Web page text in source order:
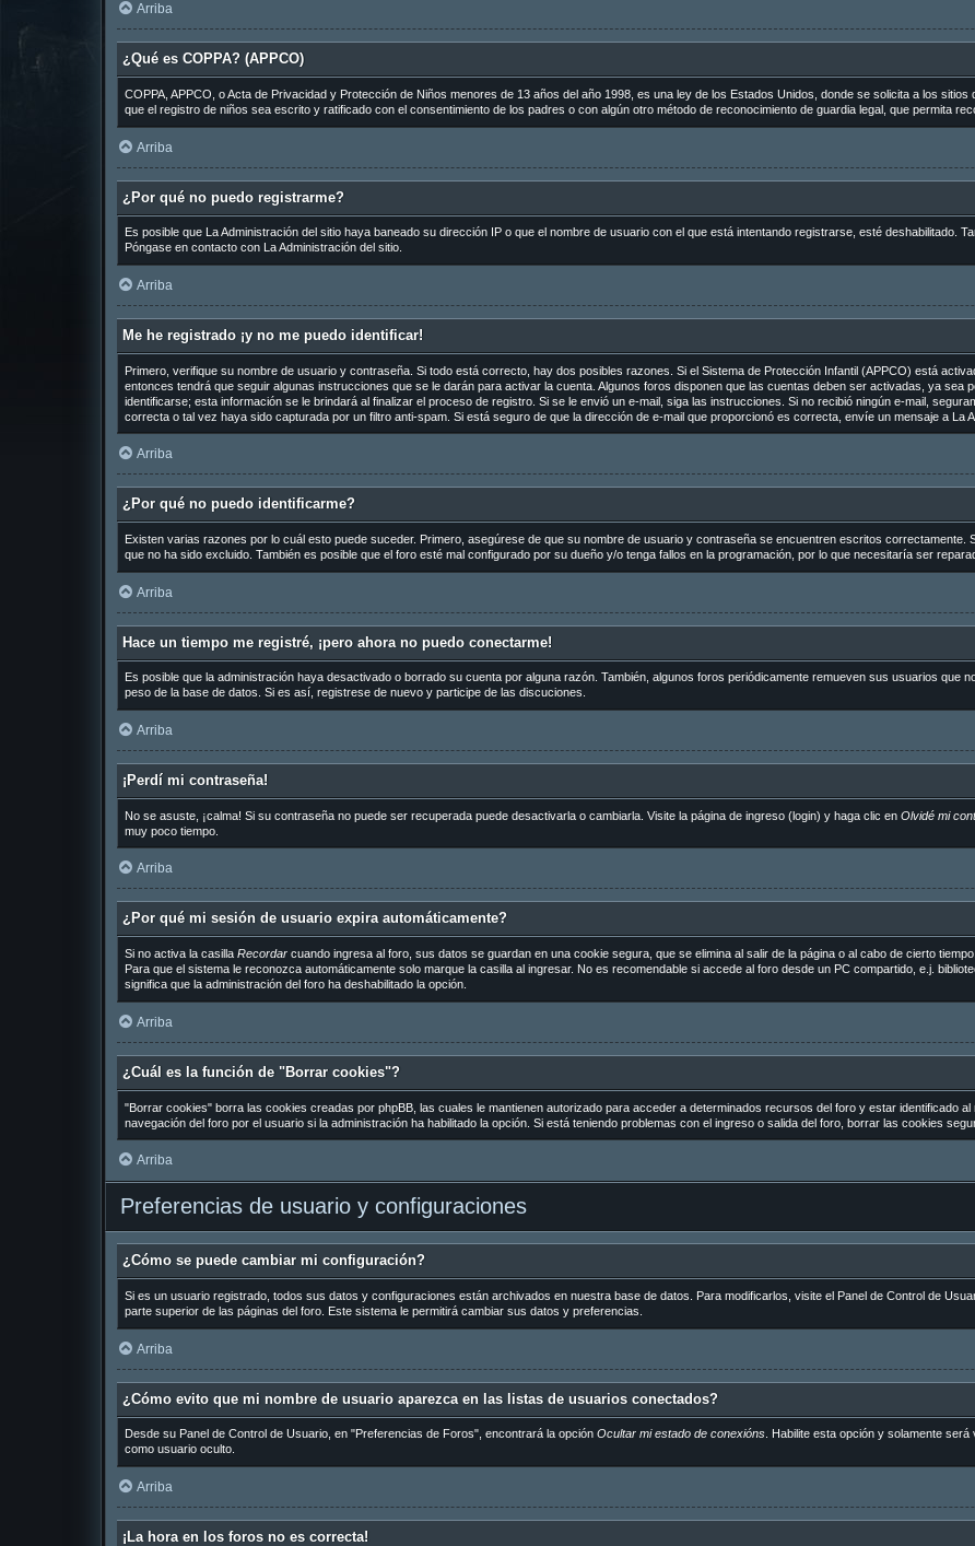
Arriba
¿Qué es COPPA? (APPCO)
COPPA, APPCO, o Acta de Privacidad y Protección de Niños menores de 13 años del año 1998, es una ley de los Estados Unidos, donde se solicita a los
que el registro de niños sea escrito y ratificado con el consentimiento de los padres o con algún otro método de reconocimiento de guardia legal, que permita
Arriba
¿Por qué no puedo registrarme?
Es posible que La Administración del sitio haya baneado su dirección IP o que el nombre de usuario con el que está intentando registrarse, esté deshabilitado.
Póngase en contacto con La Administración del sitio.
Arriba
Me he registrado ¡y no me puedo identificar!
Primero, verifique su nombre de usuario y contraseña. Si todo está correcto, hay dos posibles razones. Si el Sistema de Protección Infantil (APPCO) está
entonces tendrá que seguir algunas instrucciones que se le darán para activar la cuenta. Algunos foros disponen que las cuentas deben ser activadas, ya sea
identificarse; esta información se le brindará al finalizar el proceso de registro. Si se le envió un e-mail, siga las instrucciones. Si no recibió ningún e-mail,
correcta o tal vez haya sido capturada por un filtro anti-spam. Si está seguro de que la dirección de e-mail que proporcionó es correcta, envíe un mensaje a La
Arriba
¿Por qué no puedo identificarme?
Existen varias razones por lo cuál esto puede suceder. Primero, asegúrese de que su nombre de usuario y contraseña se encuentren escritos correctamente.
que no ha sido excluido. También es posible que el foro esté mal configurado por su dueño y/o tenga fallos en la programación, por lo que necesitaría ser
Arriba
Hace un tiempo me registré, ¡pero ahora no puedo conectarme!
Es posible que la administración haya desactivado o borrado su cuenta por alguna razón. También, algunos foros periódicamente remueven sus usuarios que
peso de la base de datos. Si es así, registrese de nuevo y participe de las discuciones.
Arriba
¡Perdí mi contraseña!
No se asuste, ¡calma! Si su contraseña no puede ser recuperada puede desactivarla o cambiarla. Visite la página de ingreso (login) y haga clic en Olvidé mi
muy poco tiempo.
Arriba
¿Por qué mi sesión de usuario expira automáticamente?
Si no activa la casilla Recordarcuando ingresa al foro, sus datos se guardan en una cookie segura, que se elimina al salir de la página o al cabo de cierto
Para que el sistema le reconozca automáticamente solo marque la casilla al ingresar. No es recomendable si accede al foro desde un PC compartido, e.j.
significa que la administración del foro ha deshabilitado la opción.
Arriba
¿Cuál es la función de "Borrar cookies"?
"Borrar cookies" borra las cookies creadas por phpBB, las cuales le mantienen autorizado para acceder a determinados recursos del foro y estar identificado
navegación del foro por el usuario si la administración ha habilitado la opción. Si está teniendo problemas con el ingreso o salida del foro, borrar las cookies
Arriba
Preferencias de usuario y configuraciones
¿Cómo se puede cambiar mi configuración?
Si es un usuario registrado, todos sus datos y configuraciones están archivados en nuestra base de datos. Para modificarlos, visite el Panel de Control de
parte superior de las páginas del foro. Este sistema le permitirá cambiar sus datos y preferencias.
Arriba
¿Cómo evito que mi nombre de usuario aparezca en las listas de usuarios conectados?
Desde su Panel de Control de Usuario, en "Preferencias de Foros", encontrará la opción Ocultar mi estado de conexións. Habilite esta opción y solamente
como usuario oculto.
Arriba
¡La hora en los foros no es correcta!